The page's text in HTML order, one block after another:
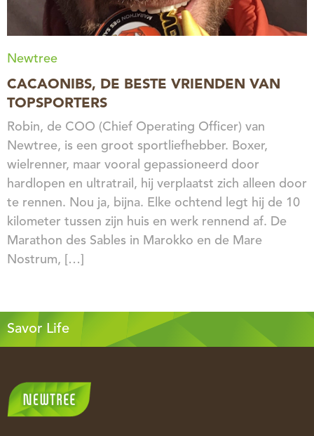
Newtree
CACAONIBS, DE BESTE VRIENDEN VAN
TOPSPORTERS
Robin, de COO (Chief Operating Officer) van
Newtree, is een groot sportliefhebber. Boxer,
wielrenner, maar vooral gepassioneerd door
hardlopen en ultratrail, hij verplaatst zich alleen door
te rennen. Nou ja, bijna. Elke ochtend legt hij de 10
kilometer tussen zijn huis en werk rennend af. De
Marathon des Sables in Marokko en de Mare
Nostrum, […]
Savor Life